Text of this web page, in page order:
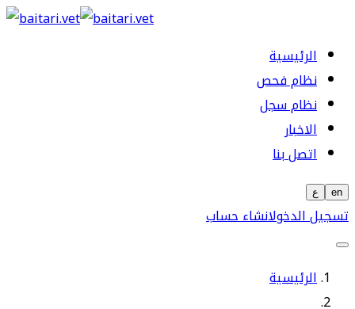
الرئيسية
نظام فحص
نظام سجل
الاخبار
اتصل بنا
en ع
تسجيل الدخولانشاء حساب
الرئيسية